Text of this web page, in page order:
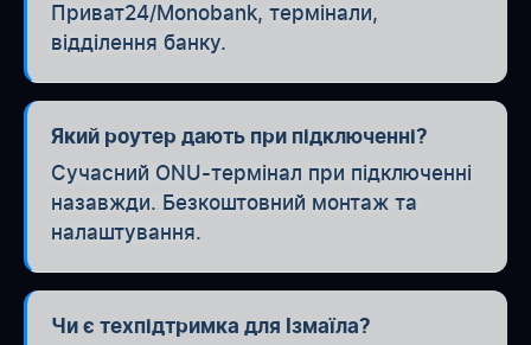
Приват24/Monobank, термінали,
відділення банку.
Який роутер дають при підключенні?
Сучасний ONU-термінал при підключенні
назавжди. Безкоштовний монтаж та
налаштування.
Чи є техпідтримка для Ізмаїла?